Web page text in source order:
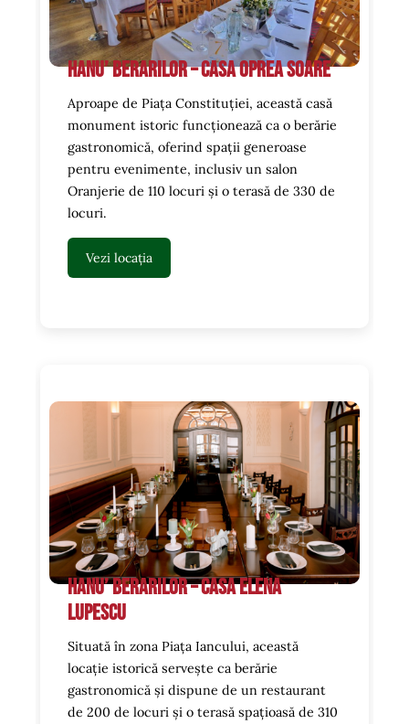
Hanu’ Berarilor – Casa Oprea Soare
Aproape de Piața Constituției, această casă
monument istoric funcționează ca o berărie
gastronomică, oferind spații generoase
pentru evenimente, inclusiv un salon
Oranjerie de 110 locuri și o terasă de 330 de
locuri.
Vezi locația
Hanu’ Berarilor – Casa Elena
Lupescu
Situată în zona Piața Iancului, această
locație istorică servește ca berărie
gastronomică și dispune de un restaurant
de 200 de locuri și o terasă spațioasă de 310